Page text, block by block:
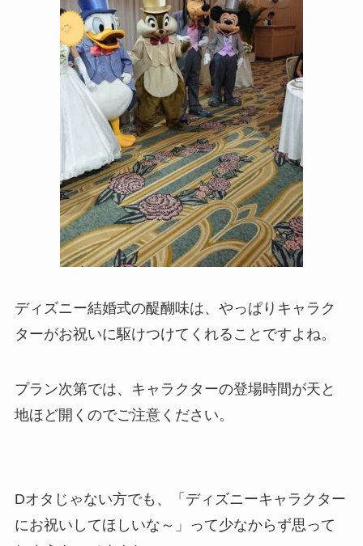
ディズニー結婚式の醍醐味は、やっぱりキャラク
ターがお祝いに駆けつけてくれることですよね。
プラン次第では、キャラクターの登場時間が天と
地ほど開くのでご注意ください。
Dオタじゃない方でも、「ディズニーキャラクター
にお祝いしてほしいな～」って少なからず思って